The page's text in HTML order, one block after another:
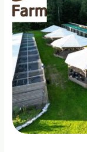
ateitį:
Prienų
rajone
atidarytos
Jonučių
pieno
perdirbimo
patalpos